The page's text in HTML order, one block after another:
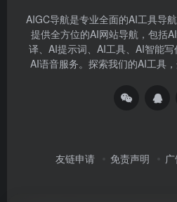
AIGC导航是专业全面的AI工具导
提供全方位的AI网站导航，包括
译、AI提示词、AI工具、AI智能
AI语音服务。探索我们的AI工具
友链申请 免责声明